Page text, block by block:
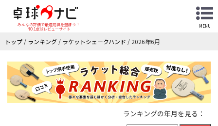
みんなの評価で最適用具を選ぼう！
NO.1卓球レビューサイト
MENU
トップ / ランキング / ラケットシェークハンド / 2026年6月
ランキングの年月を見る：